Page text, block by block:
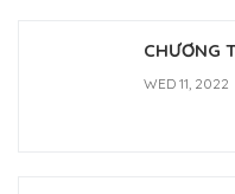
CHƯƠNG
WED 11, 2022